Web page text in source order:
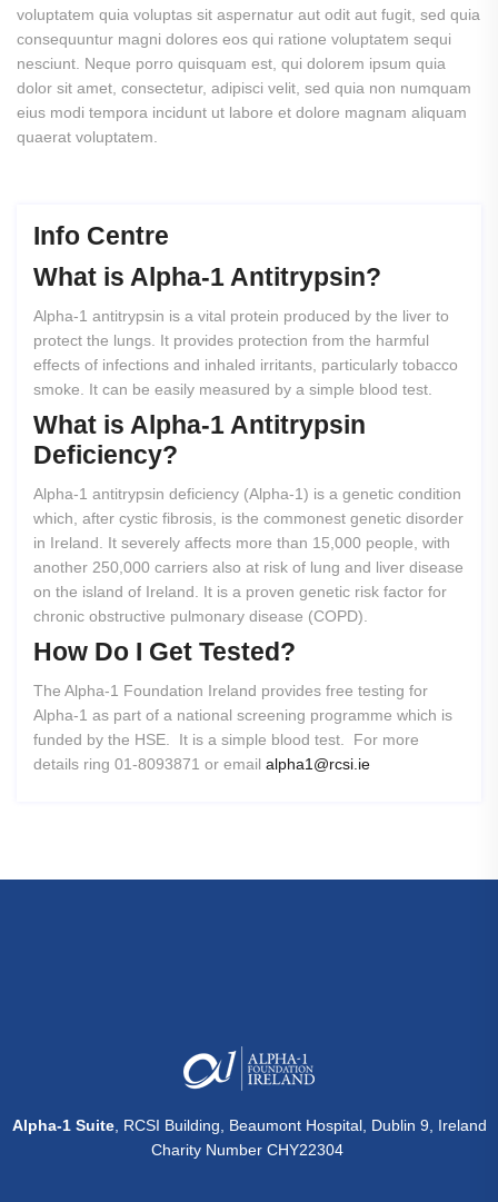
voluptatem quia voluptas sit aspernatur aut odit aut fugit, sed quia
consequuntur magni dolores eos qui ratione voluptatem sequi
nesciunt. Neque porro quisquam est, qui dolorem ipsum quia
dolor sit amet, consectetur, adipisci velit, sed quia non numquam
eius modi tempora incidunt ut labore et dolore magnam aliquam
quaerat voluptatem.
Info Centre
What is Alpha-1 Antitrypsin?
Alpha-1 antitrypsin is a vital protein produced by the liver to
protect the lungs. It provides protection from the harmful
effects of infections and inhaled irritants, particularly tobacco
smoke. It can be easily measured by a simple blood test.
What is Alpha-1 Antitrypsin
Deficiency?
Alpha-1 antitrypsin deficiency (Alpha-1) is a genetic condition
which, after cystic fibrosis, is the commonest genetic disorder
in Ireland. It severely affects more than 15,000 people, with
another 250,000 carriers also at risk of lung and liver disease
on the island of Ireland. It is a proven genetic risk factor for
chronic obstructive pulmonary disease (COPD).
How Do I Get Tested?
The Alpha-1 Foundation Ireland provides free testing for
Alpha-1 as part of a national screening programme which is
funded by the HSE. It is a simple blood test. For more
details ring 01-8093871 or email alpha1@rcsi.ie
Alpha-1 Suite, RCSI Building, Beaumont Hospital, Dublin 9, Ireland
Charity Number CHY22304